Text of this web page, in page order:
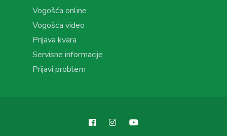
Vogošća online
Vogošća video
Prijava kvara
Servisne informacije
Prijavi problem